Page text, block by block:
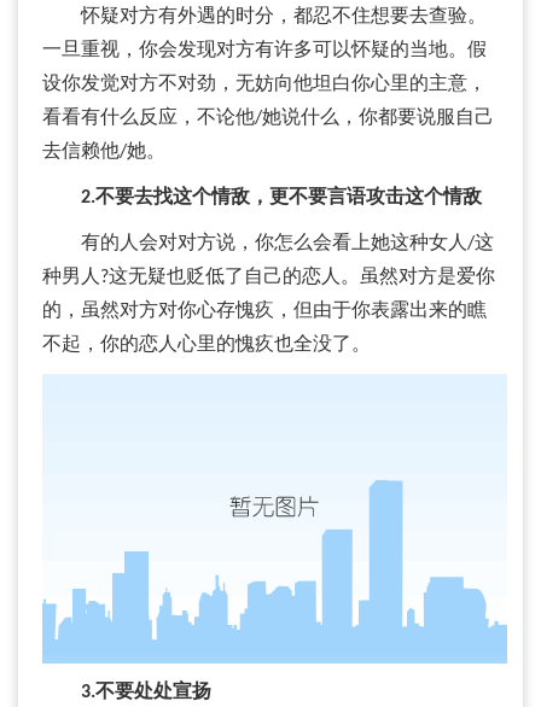
怀疑对方有外遇的时分，都忍不住想要去查验。
一旦重视，你会发现对方有许多可以怀疑的当地。假
设你发觉对方不对劲，无妨向他坦白你心里的主意，
看看有什么反应，不论他/她说什么，你都要说服自己
去信赖他/她。
2.不要去找这个情敌，更不要言语攻击这个情敌
有的人会对对方说，你怎么会看上她这种女人/这
种男人?这无疑也贬低了自己的恋人。虽然对方是爱你
的，虽然对方对你心存愧疚，但由于你表露出来的瞧
不起，你的恋人心里的愧疚也全没了。
3.不要处处宣扬